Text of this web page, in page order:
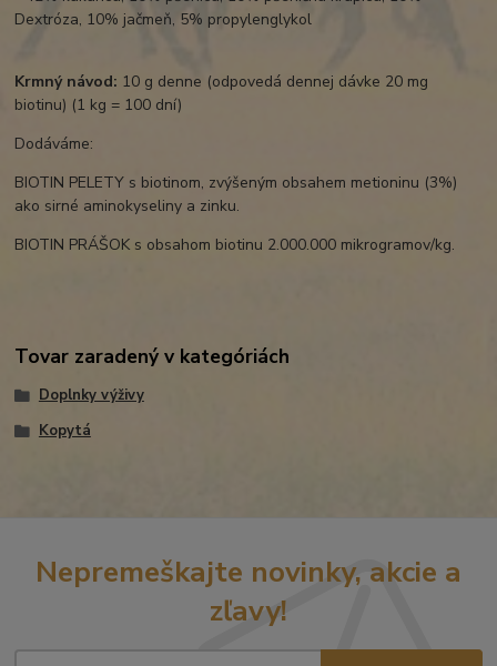
Dextróza, 10% jačmeň, 5% propylenglykol
Krmný návod: 10 g denne (odpovedá dennej dávke 20 mg
biotinu) (1 kg = 100 dní)
Dodáváme:
BIOTIN PELETY s biotinom, zvýšeným obsahem metioninu (3%)
ako sirné aminokyseliny a zinku.
BIOTIN PRÁŠOK s obsahom biotinu 2.000.000 mikrogramov/kg.
Tovar zaradený v kategóriách
Doplnky výživy
Kopytá
Nepremeškajte novinky, akcie a
zľavy!